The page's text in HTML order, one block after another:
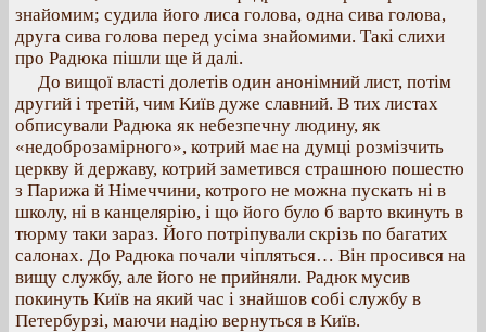
знайомим; судила його лиса голова, одна сива голова,
друга сива голова перед усіма знайомими. Такі слихи
про Радюка пішли ще й далі.
До вищої власті долетів один анонімний лист, потім
другий і третій, чим Київ дуже славний. В тих листах
обписували Радюка як небезпечну людину, як
«недоброзамірного», котрий має на думці розмізчить
церкву й державу, котрий заметився страшною пошестю
з Парижа й Німеччини, котрого не можна пускать ні в
школу, ні в канцелярію, і що його було б варто вкинуть в
тюрму таки зараз. Його потріпували скрізь по багатих
салонах. До Радюка почали чіпляться… Він просився на
вищу службу, але його не прийняли. Радюк мусив
покинуть Київ на який час і знайшов собі службу в
Петербурзі, маючи надію вернуться в Київ.